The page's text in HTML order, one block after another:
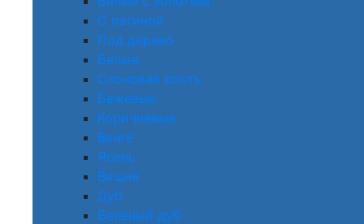
С патиной
Под дерево
Белые
Слоновая кость
Бежевые
Коричневые
Венге
Ясень
Вишня
Дуб
Беленый дуб